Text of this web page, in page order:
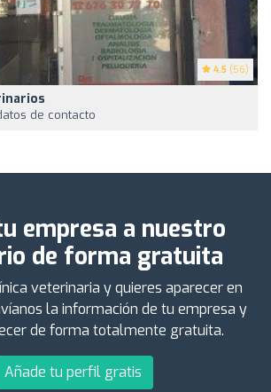
4.5 (56)
de contacto
empresa a nuestro
de forma gratuita
veterinaria y quieres aparecer en
la información de tu empresa y
de forma totalmente gratuita.
Añade tu perfil gratis